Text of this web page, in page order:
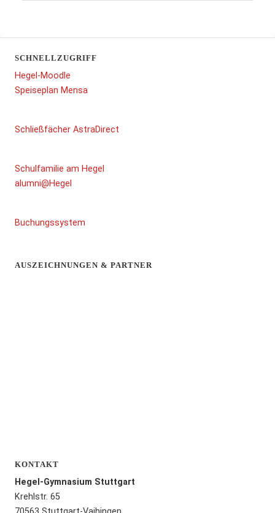
SCHNELLZUGRIFF
Hegel-Moodle
Speiseplan Mensa
Schließfächer AstraDirect
Schulfamilie am Hegel
alumni@Hegel
Buchungssystem
AUSZEICHNUNGEN & PARTNER
KONTAKT
Hegel-Gymnasium Stuttgart
Krehlstr. 65